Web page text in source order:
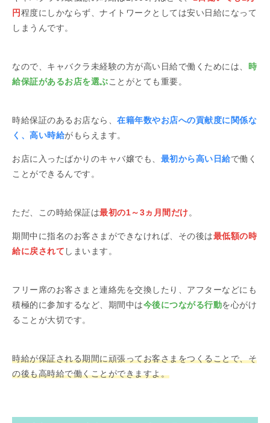
円程度にしかならず、ナイトワークとしては安い日給になって
しまうんです。
なので、キャバクラ未経験の方が高い日給で働くためには、 時
給保証があるお店を選ぶことがとても重要。
時給保証のあるお店なら、 在籍年数やお店への貢献度に関係な
く、高い時給がもらえます。
お店に入ったばかりのキャバ嬢でも、 最初から高い日給で働く
ことができるんです。
ただ、この時給保証は最初の1～3ヵ月間だけ。
期間中に指名のお客さまができなければ、その後は最低額の時
給に戻されて しまいます。
フリー席のお客さまと連絡先を交換したり、アフターなどにも
積極的に参加するなど、期間中は今後につながる行動を心がけ
ることが大切です。
時給が保証される期間に頑張ってお客さまをつくることで、そ
の後も高時給で働くことができますよ。